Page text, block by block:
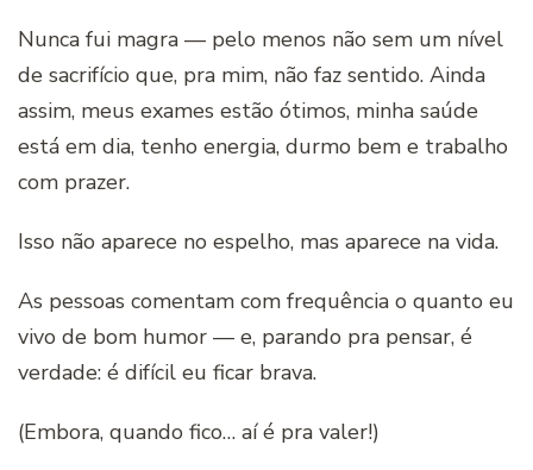
Nunca fui magra — pelo menos não sem um nível
de sacrifício que, pra mim, não faz sentido. Ainda
assim, meus exames estão ótimos, minha saúde
está em dia, tenho energia, durmo bem e trabalho
com prazer.
Isso não aparece no espelho, mas aparece na vida.
As pessoas comentam com frequência o quanto eu
vivo de bom humor — e, parando pra pensar, é
verdade: é difícil eu ficar brava.
(Embora, quando fico… aí é pra valer!)